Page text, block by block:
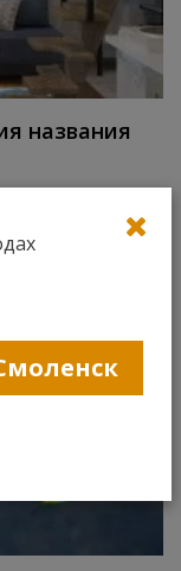
названия